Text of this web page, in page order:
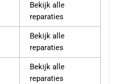
Bekijk alle
reparaties
Bekijk alle
reparaties
Bekijk alle
reparaties